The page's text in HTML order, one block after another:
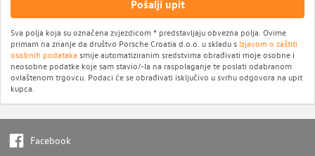
Pošalji upit
Sva polja koja su označena zvjezdicom * predstavljaju obvezna polja. Ovime
primam na znanje da društvo Porsche Croatia d.o.o. u skladu s Izjavom o zaštiti
osobnih podataka smije automatiziranim sredstvima obrađivati moje osobne i
neosobne podatke koje sam stavio/-la na raspolaganje te poslati odabranom
ovlaštenom trgovcu. Podaci će se obrađivati isključivo u svrhu odgovora na upit
kupca.
Facebook